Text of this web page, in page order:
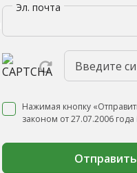
Эл. почта
Нажимая кнопку
законом от 27.07.2006
Отправить